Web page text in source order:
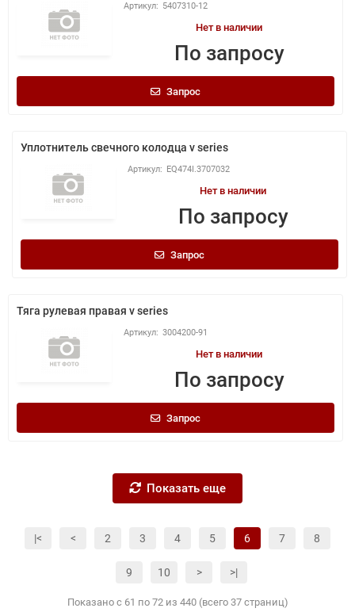
5407310-12
Нет в наличии
По запросу
Запрос
Уплотнитель свечного колодца v series
EQ474I.3707032
Нет в наличии
По запросу
Запрос
Тяга рулевая правая v series
3004200-91
Нет в наличии
По запросу
Запрос
Показать еще
|< < 2 3 4 5 6 7 8
9 10 > >|
Показано с 61 по 72 из 440 (всего 37 страниц)